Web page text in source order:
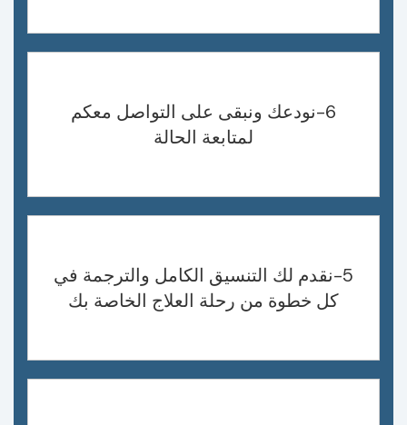
6-نودعك ونبقى على التواصل معكم
لمتابعة الحالة
5-نقدم لك التنسيق الكامل والترجمة في
كل خطوة من رحلة العلاج الخاصة بك